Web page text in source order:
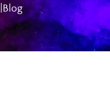
Blog